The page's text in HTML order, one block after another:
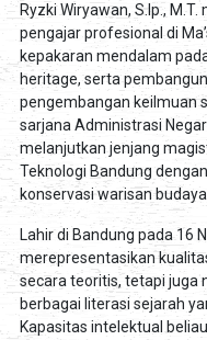
Ryzki Wiryawan, S.Ip.,
pengajar profesional di
kepakaran mendalam
heritage, serta
pengembangan keilmuan
sarjana Administrasi
melanjutkan jenjang
Teknologi Bandung
konservasi warisan
Lahir di Bandung pada 16
merepresentasikan
secara teoritis, tetapi juga
berbagai literasi sejarah
Kapasitas intelektual